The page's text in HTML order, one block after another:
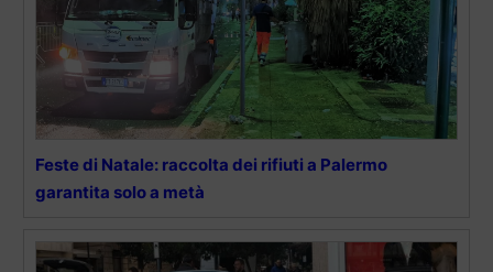
Feste di Natale: raccolta dei rifiuti a Palermo
garantita solo a metà